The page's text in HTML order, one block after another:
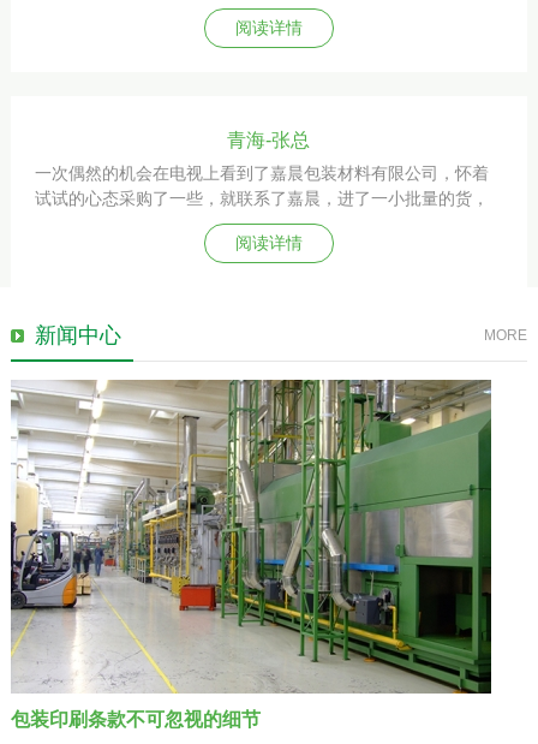
阅读详情
青海-张总
一次偶然的机会在电视上看到了嘉晨包装材料有限公司，怀着
试试的心态采购了一些，就联系了嘉晨，进了一小批量的货，
阅读详情
新闻中心 MORE
包装印刷条款不可忽视的细节